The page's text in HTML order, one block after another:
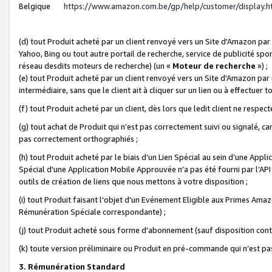
Belgique
https://www.amazon.com.be/gp/help/customer/
(d) tout Produit acheté par un client renvoyé vers un Site d'Amazon
Yahoo, Bing ou tout autre portail de recherche, service de publicité
réseau desdits moteurs de recherche) (un « Moteur de recherche ») ;
(e) tout Produit acheté par un client renvoyé vers un Site d'Amazon
intermédiaire, sans que le client ait à cliquer sur un lien ou à
(f) tout Produit acheté par un client, dès lors que ledit client ne
(g) tout achat de Produit qui n’est pas correctement suivi ou signalé,
pas correctement orthographiés ;
(h) tout Produit acheté par le biais d’un Lien Spécial au sein d’une
Spécial d'une Application Mobile Approuvée n’a pas été fourni par
outils de création de liens que nous mettons à votre disposition ;
(i) tout Produit faisant l'objet d'un Evénement Eligible aux Primes
Rémunération Spéciale correspondante) ;
(j) tout Produit acheté sous forme d'abonnement (sauf disposition
(k) toute version préliminaire ou Produit en pré-commande qui n’est
3. Rémunération Standard